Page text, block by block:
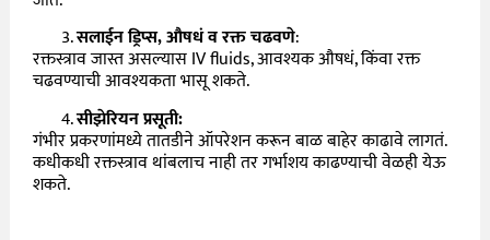
सलाईन ड्रिप्स, औषधं व रक्त चढवणे:
रक्तस्त्राव जास्त असल्यास IV fluids, आवश्यक औषधं, किंवा रक्त
चढवण्याची आवश्यकता भासू शकते.
सीझेरियन प्रसूती:
गंभीर प्रकरणांमध्ये तातडीने ऑपरेशन करून बाळ बाहेर काढावे लागतं.
कधीकधी रक्तस्त्राव थांबलाच नाही तर गर्भाशय काढण्याची वेळही येऊ
शकते.